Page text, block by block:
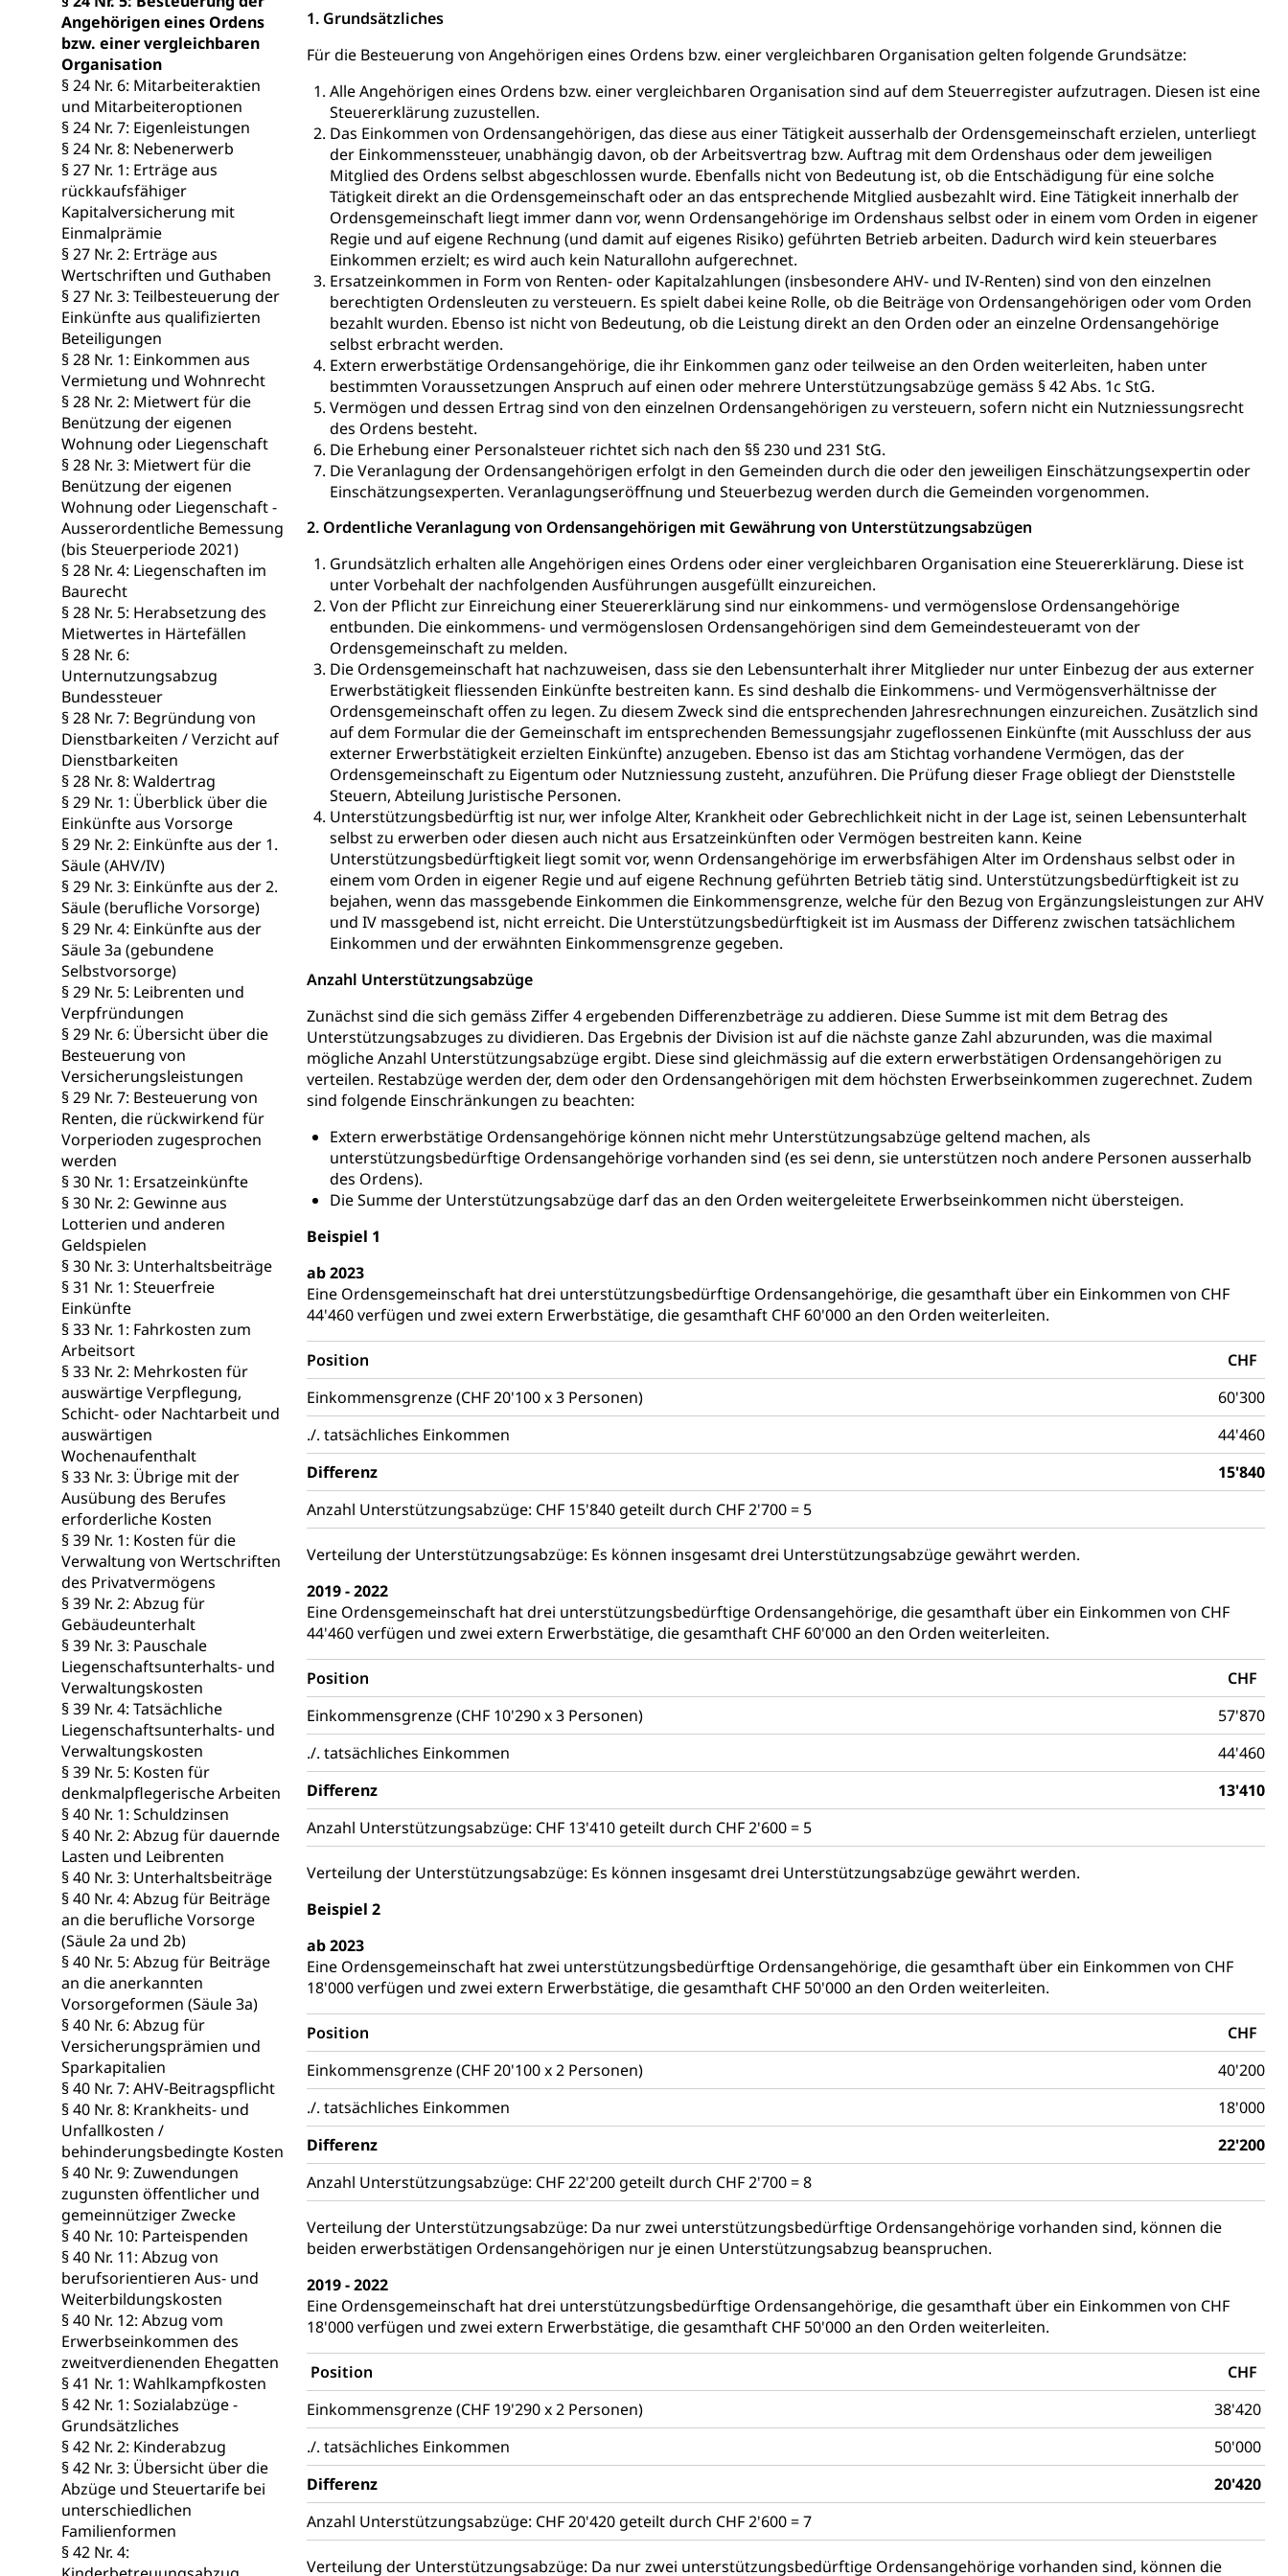
Angehörigen eines Ordens
bzw. einer vergleichbaren
Organisation
§ 24 Nr. 6: Mitarbeiteraktien
und Mitarbeiteroptionen
§ 24 Nr. 7: Eigenleistungen
§ 24 Nr. 8: Nebenerwerb
§ 27 Nr. 1: Erträge aus
rückkaufsfähiger
Kapitalversicherung mit
Einmalprämie
§ 27 Nr. 2: Erträge aus
Wertschriften und Guthaben
§ 27 Nr. 3: Teilbesteuerung der
Einkünfte aus qualifizierten
Beteiligungen
§ 28 Nr. 1: Einkommen aus
Vermietung und Wohnrecht
§ 28 Nr. 2: Mietwert für die
Benützung der eigenen
Wohnung oder Liegenschaft
§ 28 Nr. 3: Mietwert für die
Benützung der eigenen
Wohnung oder Liegenschaft -
Ausserordentliche Bemessung
(bis Steuerperiode 2021)
§ 28 Nr. 4: Liegenschaften im
Baurecht
§ 28 Nr. 5: Herabsetzung des
Mietwertes in Härtefällen
§ 28 Nr. 6:
Unternutzungsabzug
Bundessteuer
§ 28 Nr. 7: Begründung von
Dienstbarkeiten / Verzicht auf
Dienstbarkeiten
§ 28 Nr. 8: Waldertrag
§ 29 Nr. 1: Überblick über die
Einkünfte aus Vorsorge
§ 29 Nr. 2: Einkünfte aus der 1.
Säule (AHV/IV)
§ 29 Nr. 3: Einkünfte aus der 2.
Säule (berufliche Vorsorge)
§ 29 Nr. 4: Einkünfte aus der
Säule 3a (gebundene
Selbstvorsorge)
§ 29 Nr. 5: Leibrenten und
Verpfründungen
§ 29 Nr. 6: Übersicht über die
Besteuerung von
Versicherungsleistungen
§ 29 Nr. 7: Besteuerung von
Renten, die rückwirkend für
Vorperioden zugesprochen
werden
§ 30 Nr. 1: Ersatzeinkünfte
§ 30 Nr. 2: Gewinne aus
Lotterien und anderen
Geldspielen
§ 30 Nr. 3: Unterhaltsbeiträge
§ 31 Nr. 1: Steuerfreie
Einkünfte
§ 33 Nr. 1: Fahrkosten zum
Arbeitsort
§ 33 Nr. 2: Mehrkosten für
auswärtige Verpflegung,
Schicht- oder Nachtarbeit und
auswärtigen
Wochenaufenthalt
§ 33 Nr. 3: Übrige mit der
Ausübung des Berufes
erforderliche Kosten
§ 39 Nr. 1: Kosten für die
Verwaltung von Wertschriften
des Privatvermögens
§ 39 Nr. 2: Abzug für
Gebäudeunterhalt
§ 39 Nr. 3: Pauschale
Liegenschaftsunterhalts- und
Verwaltungskosten
§ 39 Nr. 4: Tatsächliche
Liegenschaftsunterhalts- und
Verwaltungskosten
§ 39 Nr. 5: Kosten für
denkmalpflegerische Arbeiten
§ 40 Nr. 1: Schuldzinsen
§ 40 Nr. 2: Abzug für dauernde
Lasten und Leibrenten
§ 40 Nr. 3: Unterhaltsbeiträge
§ 40 Nr. 4: Abzug für Beiträge
an die berufliche Vorsorge
(Säule 2a und 2b)
§ 40 Nr. 5: Abzug für Beiträge
an die anerkannten
Vorsorgeformen (Säule 3a)
§ 40 Nr. 6: Abzug für
Versicherungsprämien und
Sparkapitalien
§ 40 Nr. 7: AHV-Beitragspflicht
§ 40 Nr. 8: Krankheits- und
Unfallkosten /
behinderungsbedingte Kosten
§ 40 Nr. 9: Zuwendungen
zugunsten öffentlicher und
gemeinnütziger Zwecke
§ 40 Nr. 10: Parteispenden
§ 40 Nr. 11: Abzug von
berufsorientieren Aus- und
Weiterbildungskosten
§ 40 Nr. 12: Abzug vom
Erwerbseinkommen des
zweitverdienenden Ehegatten
§ 41 Nr. 1: Wahlkampfkosten
§ 42 Nr. 1: Sozialabzüge -
Grundsätzliches
§ 42 Nr. 2: Kinderabzug
§ 42 Nr. 3: Übersicht über die
Abzüge und Steuertarife bei
unterschiedlichen
Familienformen
§ 42 Nr. 4:
1. Grundsätzliches
Für die Besteuerung von Angehörigen eines Ordens bzw. einer vergleichbaren Organisation gelten folgende Grundsätze:
Alle Angehörigen eines Ordens bzw. einer vergleichbaren Organisation sind auf dem Steuerregister aufzutragen. Diesen ist eine
Steuererklärung zuzustellen.
Das Einkommen von Ordensangehörigen, das diese aus einer Tätigkeit ausserhalb der Ordensgemeinschaft erzielen, unterliegt
der Einkommenssteuer, unabhängig davon, ob der Arbeitsvertrag bzw. Auftrag mit dem Ordenshaus oder dem jeweiligen
Mitglied des Ordens selbst abgeschlossen wurde. Ebenfalls nicht von Bedeutung ist, ob die Entschädigung für eine solche
Tätigkeit direkt an die Ordensgemeinschaft oder an das entsprechende Mitglied ausbezahlt wird. Eine Tätigkeit innerhalb der
Ordensgemeinschaft liegt immer dann vor, wenn Ordensangehörige im Ordenshaus selbst oder in einem vom Orden in eigener
Regie und auf eigene Rechnung (und damit auf eigenes Risiko) geführten Betrieb arbeiten. Dadurch wird kein steuerbares
Einkommen erzielt; es wird auch kein Naturallohn aufgerechnet.
Ersatzeinkommen in Form von Renten- oder Kapitalzahlungen (insbesondere AHV- und IV-Renten) sind von den einzelnen
berechtigten Ordensleuten zu versteuern. Es spielt dabei keine Rolle, ob die Beiträge von Ordensangehörigen oder vom Orden
bezahlt wurden. Ebenso ist nicht von Bedeutung, ob die Leistung direkt an den Orden oder an einzelne Ordensangehörige
selbst erbracht werden.
Extern erwerbstätige Ordensangehörige, die ihr Einkommen ganz oder teilweise an den Orden weiterleiten, haben unter
bestimmten Voraussetzungen Anspruch auf einen oder mehrere Unterstützungsabzüge gemäss § 42 Abs. 1c StG.
Vermögen und dessen Ertrag sind von den einzelnen Ordensangehörigen zu versteuern, sofern nicht ein Nutzniessungsrecht
des Ordens besteht.
Die Erhebung einer Personalsteuer richtet sich nach den §§ 230 und 231 StG.
Die Veranlagung der Ordensangehörigen erfolgt in den Gemeinden durch die oder den jeweiligen Einschätzungsexpertin oder
Einschätzungsexperten. Veranlagungseröffnung und Steuerbezug werden durch die Gemeinden vorgenommen.
2. Ordentliche Veranlagung von Ordensangehörigen mit Gewährung von Unterstützungsabzügen
Grundsätzlich erhalten alle Angehörigen eines Ordens oder einer vergleichbaren Organisation eine Steuererklärung. Diese ist
unter Vorbehalt der nachfolgenden Ausführungen ausgefüllt einzureichen.
Von der Pflicht zur Einreichung einer Steuererklärung sind nur einkommens- und vermögenslose Ordensangehörige
entbunden. Die einkommens- und vermögenslosen Ordensangehörigen sind dem Gemeindesteueramt von der
Ordensgemeinschaft zu melden.
Die Ordensgemeinschaft hat nachzuweisen, dass sie den Lebensunterhalt ihrer Mitglieder nur unter Einbezug der aus externer
Erwerbstätigkeit fliessenden Einkünfte bestreiten kann. Es sind deshalb die Einkommens- und Vermögensverhältnisse der
Ordensgemeinschaft offen zu legen. Zu diesem Zweck sind die entsprechenden Jahresrechnungen einzureichen. Zusätzlich sind
auf dem Formular die der Gemeinschaft im entsprechenden Bemessungsjahr zugeflossenen Einkünfte (mit Ausschluss der aus
externer Erwerbstätigkeit erzielten Einkünfte) anzugeben. Ebenso ist das am Stichtag vorhandene Vermögen, das der
Ordensgemeinschaft zu Eigentum oder Nutzniessung zusteht, anzuführen. Die Prüfung dieser Frage obliegt der Dienststelle
Steuern, Abteilung Juristische Personen.
Unterstützungsbedürftig ist nur, wer infolge Alter, Krankheit oder Gebrechlichkeit nicht in der Lage ist, seinen Lebensunterhalt
selbst zu erwerben oder diesen auch nicht aus Ersatzeinkünften oder Vermögen bestreiten kann. Keine
Unterstützungsbedürftigkeit liegt somit vor, wenn Ordensangehörige im erwerbsfähigen Alter im Ordenshaus selbst oder in
einem vom Orden in eigener Regie und auf eigene Rechnung geführten Betrieb tätig sind. Unterstützungsbedürftigkeit ist zu
bejahen, wenn das massgebende Einkommen die Einkommensgrenze, welche für den Bezug von Ergänzungsleistungen zur AHV
und IV massgebend ist, nicht erreicht. Die Unterstützungsbedürftigkeit ist im Ausmass der Differenz zwischen tatsächlichem
Einkommen und der erwähnten Einkommensgrenze gegeben.
Anzahl Unterstützungsabzüge
Zunächst sind die sich gemäss Ziffer 4 ergebenden Differenzbeträge zu addieren. Diese Summe ist mit dem Betrag des
Unterstützungsabzuges zu dividieren. Das Ergebnis der Division ist auf die nächste ganze Zahl abzurunden, was die maximal
mögliche Anzahl Unterstützungsabzüge ergibt. Diese sind gleichmässig auf die extern erwerbstätigen Ordensangehörigen zu
verteilen. Restabzüge werden der, dem oder den Ordensangehörigen mit dem höchsten Erwerbseinkommen zugerechnet. Zudem
sind folgende Einschränkungen zu beachten:
Extern erwerbstätige Ordensangehörige können nicht mehr Unterstützungsabzüge geltend machen, als
unterstützungsbedürftige Ordensangehörige vorhanden sind (es sei denn, sie unterstützen noch andere Personen ausserhalb
des Ordens).
Die Summe der Unterstützungsabzüge darf das an den Orden weitergeleitete Erwerbseinkommen nicht übersteigen.
Beispiel 1
ab 2023
Eine Ordensgemeinschaft hat drei unterstützungsbedürftige Ordensangehörige, die gesamthaft über ein Einkommen von CHF
44'460 verfügen und zwei extern Erwerbstätige, die gesamthaft CHF 60'000 an den Orden weiterleiten.
Position
CHF
Einkommensgrenze (CHF 20'100 x 3 Personen)
60'300
./. tatsächliches Einkommen
44'460
Differenz
15'840
Anzahl Unterstützungsabzüge: CHF 15'840 geteilt durch CHF 2'700 = 5
Verteilung der Unterstützungsabzüge: Es können insgesamt drei Unterstützungsabzüge gewährt werden.
2019 - 2022
Eine Ordensgemeinschaft hat drei unterstützungsbedürftige Ordensangehörige, die gesamthaft über ein Einkommen von CHF
44'460 verfügen und zwei extern Erwerbstätige, die gesamthaft CHF 60'000 an den Orden weiterleiten.
Position
CHF
Einkommensgrenze (CHF 10'290 x 3 Personen)
57'870
./. tatsächliches Einkommen
44'460
Differenz
13'410
Anzahl Unterstützungsabzüge: CHF 13'410 geteilt durch CHF 2'600 = 5
Verteilung der Unterstützungsabzüge: Es können insgesamt drei Unterstützungsabzüge gewährt werden.
Beispiel 2
ab 2023
Eine Ordensgemeinschaft hat zwei unterstützungsbedürftige Ordensangehörige, die gesamthaft über ein Einkommen von CHF
18'000 verfügen und zwei extern Erwerbstätige, die gesamthaft CHF 50'000 an den Orden weiterleiten.
Position
CHF
Einkommensgrenze (CHF 20'100 x 2 Personen)
40'200
./. tatsächliches Einkommen
18'000
Differenz
22'200
Anzahl Unterstützungsabzüge: CHF 22'200 geteilt durch CHF 2'700 = 8
Verteilung der Unterstützungsabzüge: Da nur zwei unterstützungsbedürftige Ordensangehörige vorhanden sind, können die
beiden erwerbstätigen Ordensangehörigen nur je einen Unterstützungsabzug beanspruchen.
2019 - 2022
Eine Ordensgemeinschaft hat drei unterstützungsbedürftige Ordensangehörige, die gesamthaft über ein Einkommen von CHF
18'000 verfügen und zwei extern Erwerbstätige, die gesamthaft CHF 50'000 an den Orden weiterleiten.
Position
CHF
Einkommensgrenze (CHF 19'290 x 2 Personen)
38'420
./. tatsächliches Einkommen
50'000
Differenz
20'420
Anzahl Unterstützungsabzüge: CHF 20'420 geteilt durch CHF 2'600 = 7
Verteilung der Unterstützungsabzüge: Da nur zwei unterstützungsbedürftige Ordensangehörige vorhanden sind, können die
Niederlassungsbewilligung, Aufenthalt, Niederlassung, Wohnsitz
Amt für Migration
Ausweise und Bescheinigungen
Reisepass, Identitätskarte, Visum, Geburtsurkunde
Jagdausweis, Fischereiausweis Strafregisterauszug bestellen
Waffen, Sprengstoffe und Pyrotechnik
Reisepass, Identitätskarte
Strassenverkehrsamt (Führerausweis, Fahrzeugausweis) Namensänderungen
Einbürgerung
Nationalität, Staatsangehörigkeit, Staatsbürgerschaft, Bürgerrecht, Erwerb des Bürgerrechts, Verlust des Bürgerrechts,
Einbürgerungsverfahren
Einbürgerungen
Geburt
Geburtsurkunde, Geburtsschein, Geburtsanzeige
Familienzulagen (WAS Luzern) Schwangerschaft / Geburt (gruezi.lu.ch)
Kinder und Jugendliche
Mündigkeit, Kindesschutz, Jugendschutz
Kinder- und Jugendförderung Psychische Gesundheit IV für Kinder und Jugendliche (WAS Luzern)
Pflege / Pflegeheim
Hauspflege, spitalexterne Pflege, Spitex
Betreuende Angehörige Pflegeheimliste und freie Pflegeplätze Betreuung von Angehörigen (WAS Luzern)
Religion
Kirche, Gottesdienst, Seelsorge, Religionsgemeinschaft
Religionsvielfalt Im Kanton Luzern (unilu) Religion (gruezi.lu.ch)
Sport
Freizeitaktivitäten, Schulsport, Spitzensport, Breitensport, Jugend und Sport, Sportanlagen
Olympiateam Kanton Luzern Offene Sporthallen Gesundheitsförderung Jugend+Sport
Freiwilliger Schulsport
Sportförderung
Tiere
Haustiere, Heimtiere, Wildtiere, Veterinärmedizin, Tiermedizin, Tierarzt, Tierschutz, Jagd, Fischerei, Viehzucht
Tierschutz Hobbytierhaltung und Bienen Veterinärdienst Wildtiere Halten von Wildtieren
Haltung Heimtiere
Hunde
Todesfall
Bestattung, Beerdigung, Testament, Erbrecht, Erbschaft, Todesschein, Todesanzeige, Zivilstandsamt, Erben, Erbenliste
Ärztliche Todesbescheinigung
Sicherheit
Armee
Militär, Militärdienst, Militärdienstpflicht, Wehrpflicht, Berufssoldat, Militärdienstverweigerer, Dienstverweigerer, Militärdienstverweigerung,
Wehrpflichtersatz, Wehrpflichtersatzabgabe
Militär Schweizer Armee Erwerbsausfallentschädigung (WAS Luzern)
Bevölkerungsschutz
Polizei
Ordnungskräfte, Sicherheit, öffentliche Ordnung
Polizei
Versorgung
Vorratshaltung, Vorrat
Wasserversorgung
Waffen
Waffenerwerbsschein, Waffenschein, Waffenbüro, Waffentragen, Selbstverteidigung
Zivildienst
Bundesamt für Zivildienst ZIVI Erwerbsausfallentschädigung (WAS Luzern)
Zivilschutz
Schutzdienstpflicht, Schutzraum, Schutzraumbaupflicht
Zivilschutz
Staat und Recht
Gleichstellung von Frau und Mann
Diskriminierung, Gleichstellungsbüro, Mobbing
Gleichstellung aller Geschlechter und Lebensformen
Gleichstellung Menschen mit Behinderungen
Schlichtungsbehörde Gleichstellung
Zivilverfahren
Zivilrecht, Zivilrechtspflege, Gerichtsverfahren
Bezirksgerichte: Aufgaben und Verfahren Kosten im Zivilprozess
Betreibung und Konkurs
Bankrott, Schulden, Zahlungsunfähigkeit, Pfändung
Schulden (gruezi.lu.ch)
Demokratie
Regierungsform, Stimm- und Wahlrecht, Stimmrecht, Abstimmungen, Wahlen, politische Parteien, Grundfreiheiten, Pluralismus
Volksrechte
Kantonale Steuern
Finanzausgleich, Einkommenssteuer, Kopfsteuer, Personalsteuer, Haushaltssteuer, Vermögenssteuer, Verrechnungssteuer, Quellensteuer,
Grundstückgewinnsteuer, Liegenschaftssteuer, Handänderungssteuer, Grundsteuer, Kirchensteuer, Gewerbesteuer, Vergnügungssteuer,
Reklameplakatsteuer, Verkehrssteuer, Erbschaftssteuer, Schenkungssteuer, Gewinn- und Kapitalsteuer
Steuern (Dienststelle)
Ombudsstellen
Umgang mit Beschwerden (Volksschulen)
Schlichtungsstelle SEG
Rassismus
Diskriminierung, Fremdenfeindlichkeit, Gleichberechtigung
Anlaufstelle Schutz vor Diskriminierung (fabia) Schutz vor Diskriminierung
Strafregister und Strafverfahren
Strafrecht, Strafrechtspflege, Gerichtsverfahren, Strafregistereintrag, Strafregisterauszug, Kriminalität
Strafverfahren Staatsanwaltschaft Strafregisterauszug bestellen (EJPD)
Vormundschaft
Vormund, Amtsvormund, Mündel, Vormundschaftsbehörde, Kindesschutz, Jugendschutz
Kindes- und Erwachsenenschutz KESB
Kindes- und Erwachsenenschutzbehörden im Kanton Luzern
Umwelt und Bauen
Abfall
Abfallentsorgung, Kehrichtabfuhr, Müllabfuhr
Abfall und Entsorgung Gemeindeverbände für Abfallentsorgung
Boden, Natur und Landschaft
Bodenschutz, Landschaftsschutz, Gewässerschutz, Naturschutz, Umweltschutz
Natur (Dienststelle Landwirtschaft und Wald) Natur- und Lanschaftsschutz (GEO-Portal rawi) Boden
Chemie und Gifte
Giftabfälle, Giftmüll, Schadstoffe, Giftstoffe, Störfall
Sonderabfälle und Gifte (Umweltberatung Luzern)
Eigentum
Liegenschaft, Immobilie, Grundstück
ÖREB-Kataster Grundeigentümerabfrage
Energie